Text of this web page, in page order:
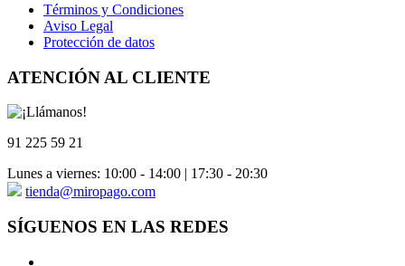
Términos y Condiciones
Aviso Legal
Protección de datos
ATENCIÓN AL CLIENTE
91 225 59 21
Lunes a viernes: 10:00 - 14:00 | 17:30 - 20:30
tienda@miropago.com
SÍGUENOS EN LAS REDES